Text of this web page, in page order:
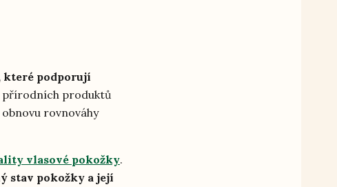
které podporují
přírodních produktů
rovnováhy
vlasové pokožky.
stav pokožky a její